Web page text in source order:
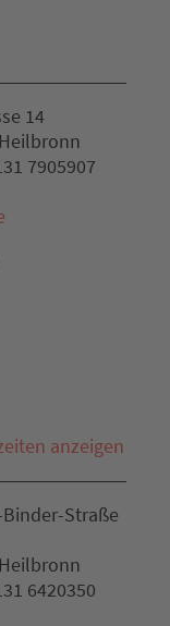
anzeigen
14
7905907
Straße
6420350